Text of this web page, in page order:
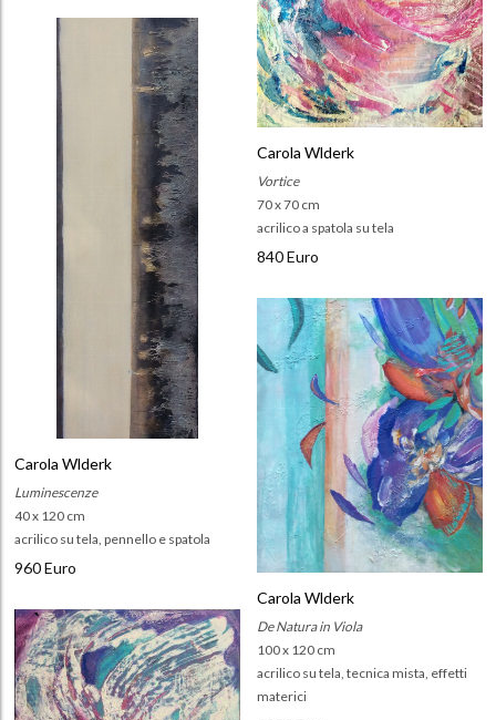
Carola Wlderk
Vortice
70 x 70 cm
acrilico a spatola su tela
840 Euro
Carola Wlderk
Luminescenze
40 x 120 cm
acrilico su tela, pennello e spatola
960 Euro
Carola Wlderk
De Natura in Viola
100 x 120 cm
acrilico su tela, tecnica mista, effetti
materici